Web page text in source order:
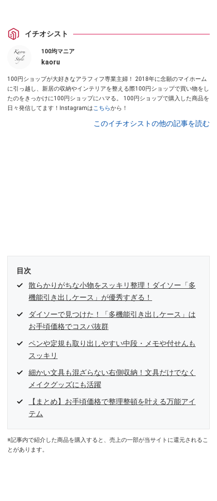
イチオシスト
100均マニア
kaoru
100円ショップが大好きなアラフィフ専業主婦！ 2018年に念願のマイホーム
に引っ越し、新居の収納やインテリアを整える際100円ショップで買い物をし
たのをきっかけに100円ショップにハマる。 100円ショップで購入した商品を
日々発信してます！Instagramはこちらから！
このイチオシストの他の記事を読む
目次
散らかりがちな小物をスッキリ整理！ダイソー「多
機能引き出しケース」が優秀すぎる！
ダイソーで見つけた！「多機能引き出しケース」は
お手頃価格でコスパ抜群
ペンや定規も取り出しやすい中段・メモや付せんも
スッキリ
細かい文具も混ざらない右側収納！文具だけでなく
メイクグッズにも活躍
【まとめ】お手頃価格で整理整頓を叶える万能アイ
テム
※記事内で紹介した商品を購入すると、売上の一部が当サイトに還元されるこ
とがあります。